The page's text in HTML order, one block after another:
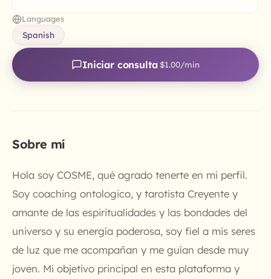
Languages
Spanish
Iniciar consulta $1.00/min
Sobre mí
Hola soy COSME, qué agrado tenerte en mi perfil.
Soy coaching ontologico, y tarotista Creyente y
amante de las espiritualidades y las bondades del
universo y su energía poderosa, soy fiel a mis seres
de luz que me acompañan y me guían desde muy
joven. Mi objetivo principal en esta plataforma y